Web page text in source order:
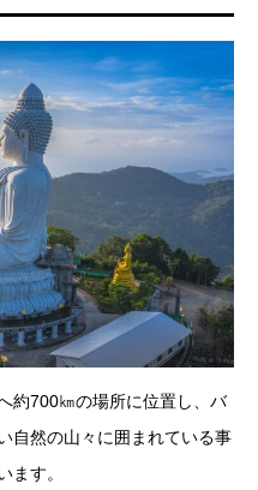
約700㎞の場所に位置し、バ
自然の山々に囲まれている事
ます。